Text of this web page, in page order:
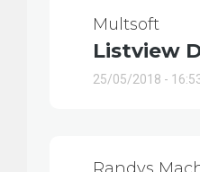
Multsoft
Listview
25/05/2018 -